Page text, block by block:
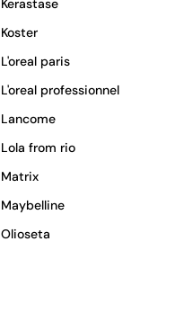
Kerastase
Koster
L'oreal paris
L'oreal professionnel
Lancome
Lola from rio
Matrix
Maybelline
Olioseta